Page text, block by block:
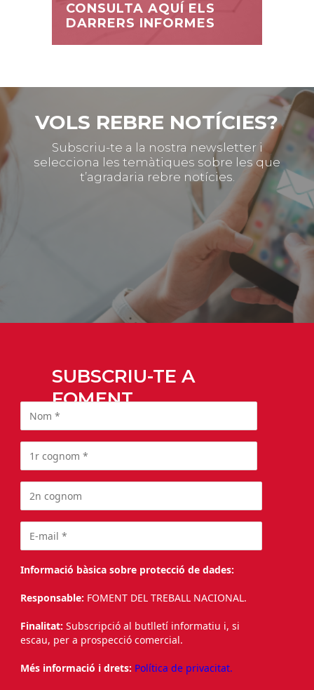
CONSULTA AQUÍ ELS
DARRERS INFORMES
VOLS REBRE NOTÍCIES?
Subscriu-te a la nostra newsletter i
selecciona les temàtiques sobre les que
t’agradaria rebre notícies.
SUBSCRIU-TE A
FOMENT
Informació bàsica sobre protecció de dades:
Responsable: FOMENT DEL TREBALL NACIONAL.
Finalitat: Subscripció al butlletí informatiu i, si
escau, per a prospecció comercial.
Més informació i drets: Política de privacitat.